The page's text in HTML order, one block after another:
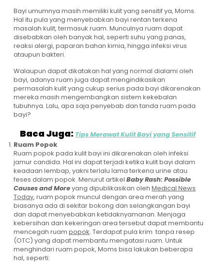
Bayi umumnya masih memiliki kulit yang sensitif ya, Moms.
Hal itu pula yang menyebabkan bayi rentan terkena
masalah kulit, termasuk ruam. Munculnya ruam dapat
disebabkan oleh banyak hal, seperti suhu yang panas,
reaksi alergi, paparan bahan kimia, hingga infeksi virus
ataupun bakteri.
Walaupun dapat dikatakan hal yang normal dialami oleh
bayi, adanya ruam juga dapat mengindikasikan
permasalah kulit yang cukup serius pada bayi dikarenakan
mereka masih mengembangkan sistem kekebalan
tubuhnya. Lalu, apa saja penyebab dan tanda ruam pada
bayi?
Baca Juga: Tips Merawat Kulit Bayi yang Sensitif
Ruam Popok
Ruam popok pada kulit bayi ini dikarenakan oleh infeksi
jamur candida. Hal ini dapat terjadi ketika kulit bayi dalam
keadaan lembap, yakni terlalu lama terkena urine atau
feses dalam popok. Menurut artikel Baby Rash: Possible
Causes and Moreyang dipublikasikan oleh Medical News
Today, ruam popok muncul dengan area merah yang
biasanya ada di sekitar bokong dan selangkangan bayi
dan dapat menyebabkan ketidaknyamanan. Menjaga
kebersihan dan kekeringan area tersebut dapat membantu
mencegah ruam popok. Terdapat pula krim tanpa resep
(OTC) yang dapat membantu mengatasi ruam. Untuk
menghindari ruam popok, Moms bisa lakukan beberapa
hal, seperti: